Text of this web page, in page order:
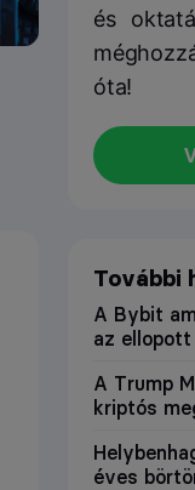
és
óta!
További
A Bybit
az
A Trump
kriptós
éves